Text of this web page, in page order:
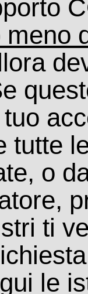
meno
tutte
o
ti
le